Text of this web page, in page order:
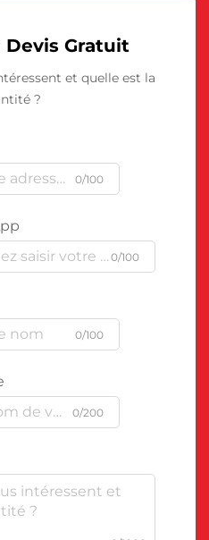
Gratuit
et quelle est la
?
0/100
0/100
0/100
0/200